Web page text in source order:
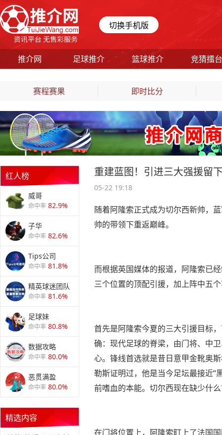
切换手机版
推介网 足球推介 篮球推介 竞猜擂台
赛程赛果 即时比分
红人榜
威哥
命中率 82.9%
子华
命中率 82.6%
Tips公司
命中率 81.8%
精英球迷团队
命中率 81.6%
足球妹
命中率 80.8%
数据攻略
命中率 80.0%
恶贯满盈
命中率 80.0%
精选内容
重建蓝图！引进三大强援留
05-22 19:18
随着阿隆索正式成为切尔西新帅，
帅的带领下重返巅峰。
而根据英国媒体的报道，阿隆索已
三个位置的顶配引援，加上阵中五
首先是阿隆索今夏的三大引援目标
确：现代足球的脊梁，由门将、中
心。锋线首选就是昔日意甲金靴奥
勒斯证明过，他是当今足坛最接近“
前嗜血的本能。切尔西现在缺少什
在门将位置上，阿隆索盯上了法国